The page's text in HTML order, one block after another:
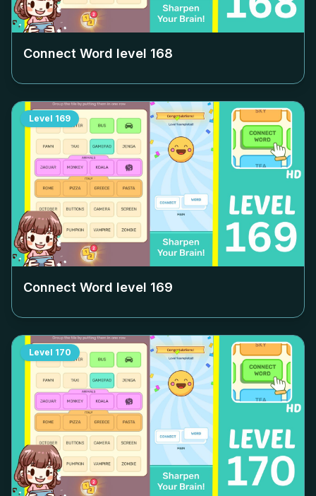
Connect Word level 168
Level 169
Connect Word level 169
Level 170